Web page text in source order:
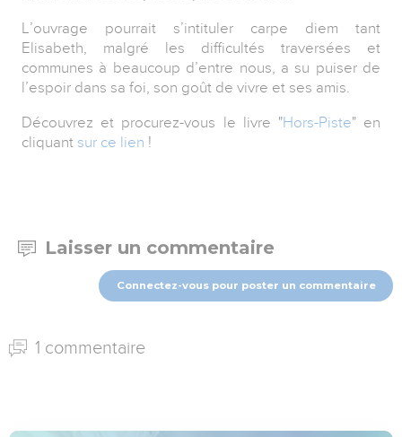
L’ouvrage pourrait s’intituler carpe diem tant
Elisabeth, malgré les difficultés traversées et
communes à beaucoup d’entre nous, a su puiser de
l’espoir dans sa foi, son goût de vivre et ses amis.
Découvrez et procurez-vous le livre "Hors-Piste" en
cliquant sur ce lien !
Laisser un commentaire
Connectez-vous pour poster un commentaire
1 commentaire